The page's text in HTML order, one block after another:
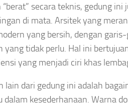
“berat” secara teknis, gedung
di mata. Arsitek yang
yang bersih, dengan
yang tidak perlu. Hal ini
yang menjadi ciri khas
lain dari gedung ini adalah
dalam kesederhanaan. Warna